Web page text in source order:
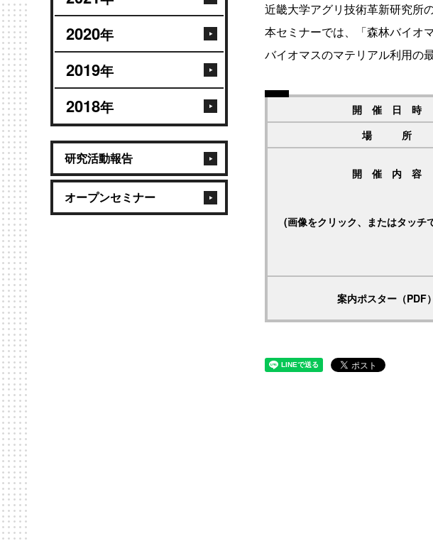
2020年
2019年
2018年
研究活動報告
オープンセミナー
近畿大学アグリ技術革新研究所
本セミナーでは、「森林バイオ
バイオマスのマテリアル利用の
開 催 日 時
場 所
開 催 内 容
(画像をクリック、またはタッチ
案内ポスター（PDF）